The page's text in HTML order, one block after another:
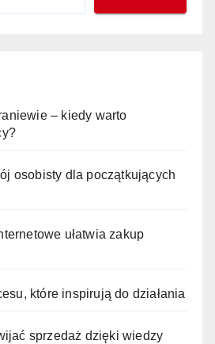
– kiedy warto
osobisty dla początkujących
ułatwia zakup
które inspirują do działania
sprzedaż dzięki wiedzy